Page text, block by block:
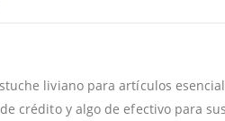
liviano para artículos
crédito y algo de efectivo para